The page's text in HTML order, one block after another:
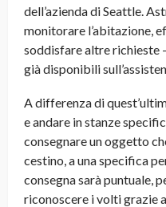
dell’azienda di Seattle.
monitorare l’abitazione,
soddisfare altre richieste
già disponibili
A differenza di
e andare in stanze
consegnare un oggetto
cestino, a una specifica
consegna sarà puntuale,
riconoscere i volti grazie